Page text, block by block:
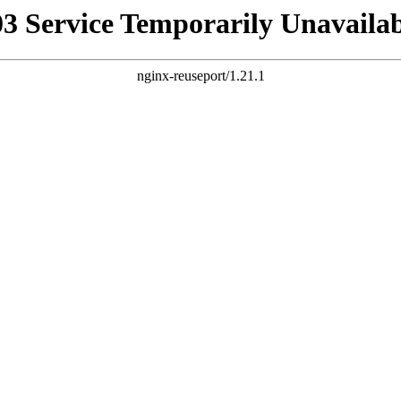
Service Temporarily
nginx-reuseport/1.21.1